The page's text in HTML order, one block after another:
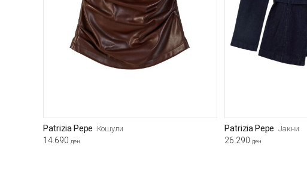
Patrizia Pepe Кошули
14.690 ден
Patrizia Pepe Јакни
26.290 ден